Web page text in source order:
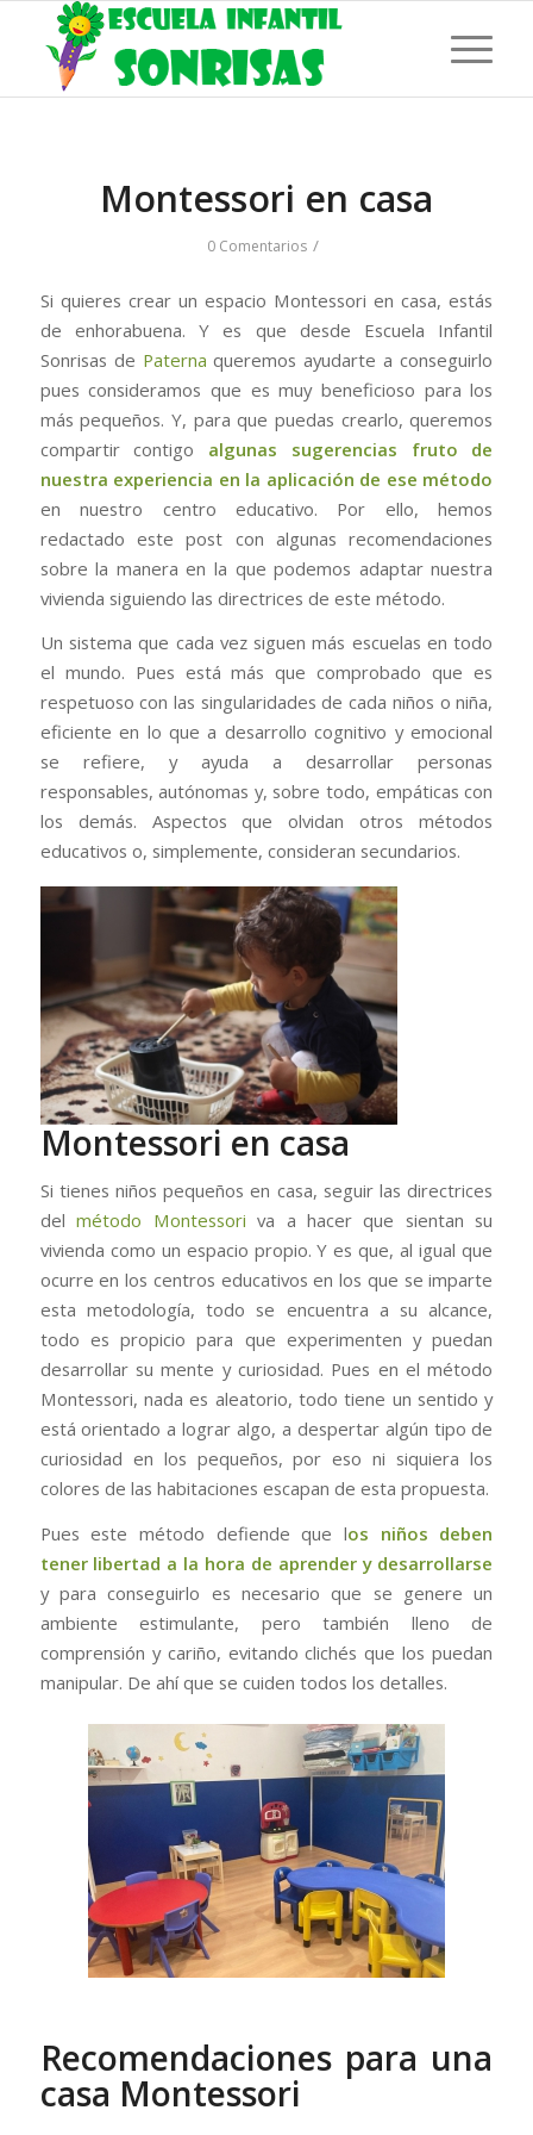
Montessori en casa
0 Comentarios /
Si quieres crear un espacio Montessori en casa, estás
de enhorabuena. Y es que desde Escuela Infantil
Sonrisas de Paterna queremos ayudarte a conseguirlo
pues consideramos que es muy beneficioso para los
más pequeños. Y, para que puedas crearlo, queremos
compartir contigo algunas sugerencias fruto de
nuestra experiencia en la aplicación de ese método
en nuestro centro educativo. Por ello, hemos
redactado este post con algunas recomendaciones
sobre la manera en la que podemos adaptar nuestra
vivienda siguiendo las directrices de este método.
Un sistema que cada vez siguen más escuelas en todo
el mundo. Pues está más que comprobado que es
respetuoso con las singularidades de cada niños o niña,
eficiente en lo que a desarrollo cognitivo y emocional
se refiere, y ayuda a desarrollar personas
responsables, autónomas y, sobre todo, empáticas con
los demás. Aspectos que olvidan otros métodos
educativos o, simplemente, consideran secundarios.
Montessori en casa
Si tienes niños pequeños en casa, seguir las directrices
delmétodo Montessori va a hacer que sientan su
vivienda como un espacio propio. Y es que, al igual que
ocurre en los centros educativos en los que se imparte
esta metodología, todo se encuentra a su alcance,
todo es propicio para que experimenten y puedan
desarrollar su mente y curiosidad. Pues en el método
Montessori, nada es aleatorio, todo tiene un sentido y
está orientado a lograr algo, a despertar algún tipo de
curiosidad en los pequeños, por eso ni siquiera los
colores de las habitaciones escapan de esta propuesta.
Pues este método defiende que los niños deben
tener libertad a la hora de aprender y desarrollarse
y para conseguirlo es necesario que se genere un
ambiente estimulante, pero también lleno de
comprensión y cariño, evitando clichés que los puedan
manipular. De ahí que se cuiden todos los detalles.
Recomendaciones para una
casa Montessori